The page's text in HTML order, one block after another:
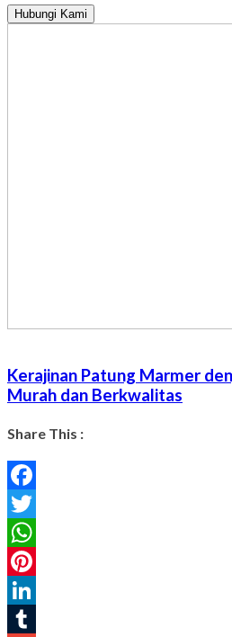
Hubungi Kami
Kerajinan Patung Marmer
Murah dan Berkwalitas
Share This :
Facebook
Twitter
WhatsApp
Pinterest
LinkedIn